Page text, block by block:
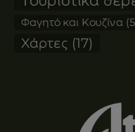
Φαγητό και Κουζίνα
Χάρτες (17)